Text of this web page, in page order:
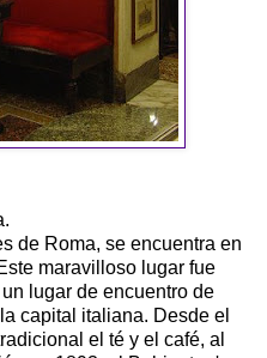
de Roma, se encuentra en
maravilloso lugar fue
lugar de encuentro de
capital italiana. Desde el
el té y el café, al